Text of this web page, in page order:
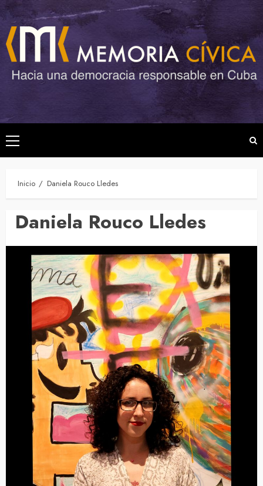
Saltar
al
contenido
Menú
principal
Inicio Daniela Rouco Lledes
Daniela Rouco Lledes